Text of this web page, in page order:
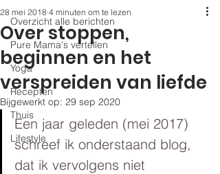
Overzicht alle berichten
Pure Mama's vertellen
Yoga
Recepten
Thuis
Lifestyle
Over stoppen,
beginnen en het
verspreiden van liefde
28 mei 2018 4 minuten om te lezen
Bijgewerkt op: 29 sep 2020
Een jaar geleden (mei 2017)
schreef ik onderstaand blog,
dat ik vervolgens niet